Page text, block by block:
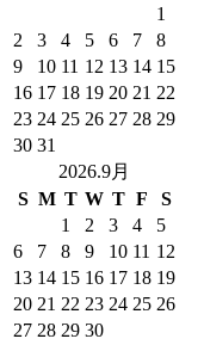
1
2
3 4 5 6 7
8
9
10 11 12 13 14 15
16 17 18 19 20 21 22
23 24 25 26 27 28 29
30 31
2026.9月
S M T W T F
S
1
2 3 4
5
6
7 8 9 10 11 12
13 14 15 16 17 18 19
20 21 22 23 24 25 26
27 28 29 30